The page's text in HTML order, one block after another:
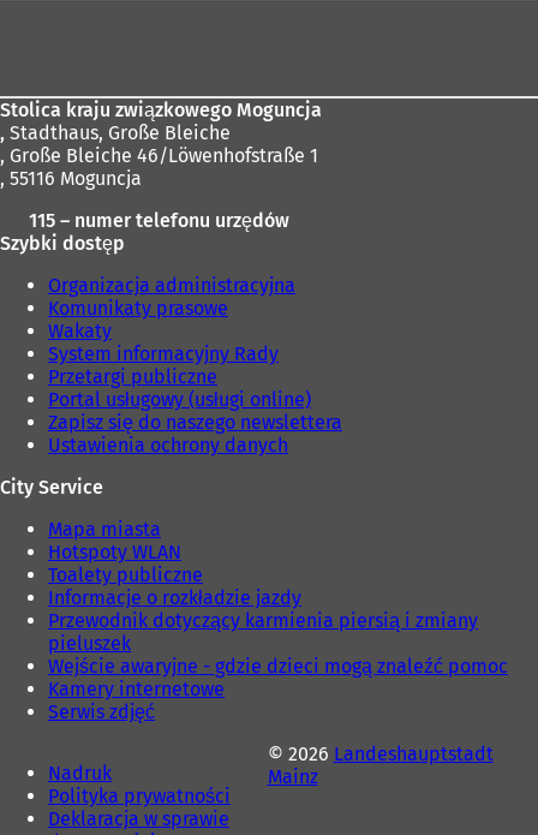
Stolica kraju związkowego Moguncja
, Stadthaus, Große Bleiche
, Große Bleiche 46/Löwenhofstraße 1
, 55116 Moguncja
115 – numer telefonu urzędów
Szybki dostęp
Organizacja administracyjna
Komunikaty prasowe
Wakaty
System informacyjny Rady
Przetargi publiczne
Portal usługowy (usługi online)
Zapisz się do naszego newslettera
Ustawienia ochrony danych
City Service
Mapa miasta
Hotspoty WLAN
Toalety publiczne
Informacje o rozkładzie jazdy
Przewodnik dotyczący karmienia piersią i zmiany
pieluszek
Wejście awaryjne - gdzie dzieci mogą znaleźć pomoc
Kamery internetowe
Serwis zdjęć
Nadruk
Polityka prywatności
Deklaracja w sprawie
© 2026 Landeshauptstadt
Mainz